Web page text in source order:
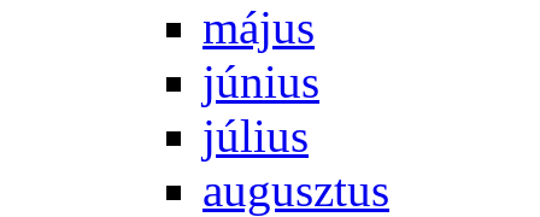
má­jus
jú­ni­us
jú­li­us
au­gusz­tus